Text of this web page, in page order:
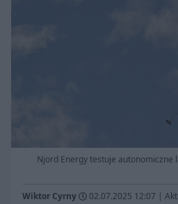
Njord Energy testuje autonomiczne
Wiktor Cyrny 02.07.2025 12:07 |